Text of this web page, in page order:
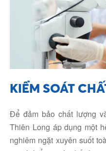
KIỂM SOÁT
Để đảm bảo chất lượng
Thiên Long áp dụng một
nghiêm ngặt xuyên suốt